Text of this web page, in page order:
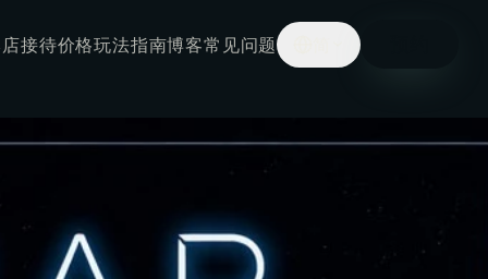
接待价格玩法指南博客常见问题